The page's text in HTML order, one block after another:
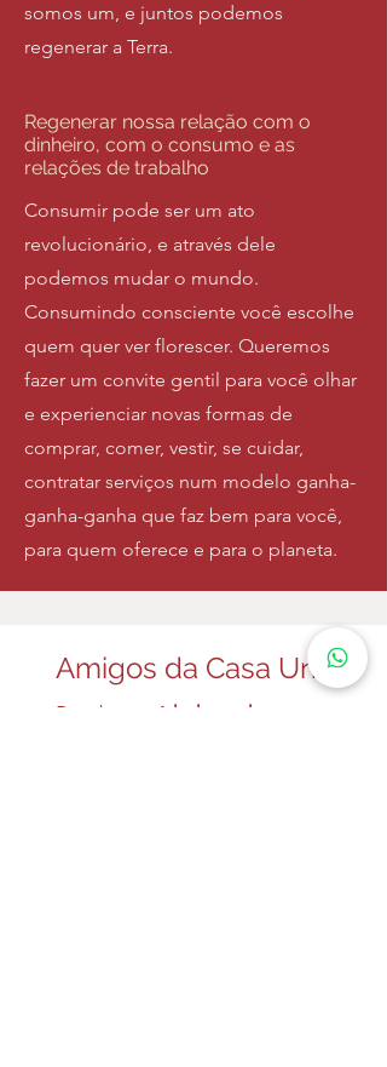
somos um, e juntos podemos
regenerar a Terra.
Regenerar nossa relação com o
dinheiro, com o consumo e as
relações de trabalho
Consumir pode ser um ato
revolucionário, e através dele
podemos mudar o mundo.
Consumindo consciente você escolhe
quem quer ver florescer. Queremos
fazer um convite gentil para você olhar
e experienciar novas formas de
comprar, comer, vestir, se cuidar,
contratar serviços num modelo ganha-
ganha-ganha que faz bem para você,
para quem oferece e para o planeta.
Amigos da Casa Una
Receba
novidades e descontos